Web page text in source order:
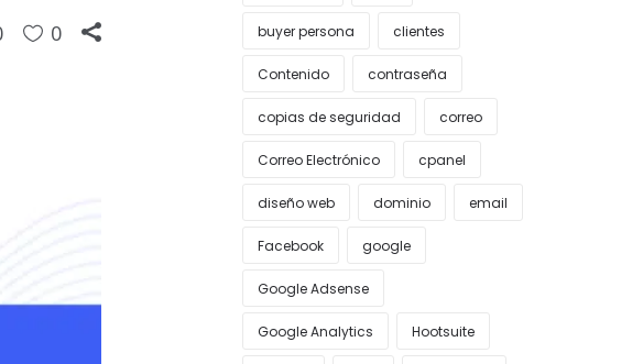
0 buyer persona clientes
Contenido contraseña
copias de seguridad correo
Correo Electrónico cpanel
diseño web dominio email
Facebook google
Google Adsense
Google Analytics Hootsuite